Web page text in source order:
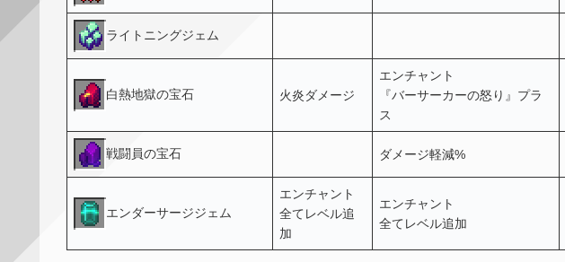
ライトニングジェム
白熱地獄の宝石 火炎ダメージ
エンチャント
『バーサーカーの怒り』プラ
ス
戦闘員の宝石 ダメージ軽減%
エンダーサージジェム
エンチャント
全てレベル追
加
エンチャント
全てレベル追加